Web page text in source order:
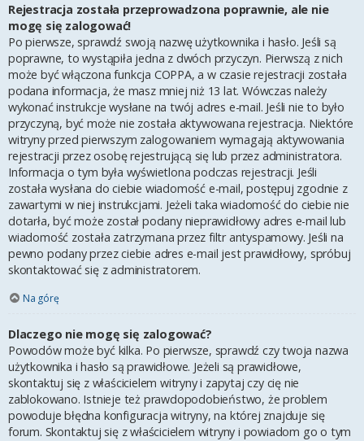
Rejestracja została przeprowadzona poprawnie, ale nie
mogę się zalogować!
Po pierwsze, sprawdź swoją nazwę użytkownika i hasło. Jeśli są
poprawne, to wystąpiła jedna z dwóch przyczyn. Pierwszą z nich
może być włączona funkcja COPPA, a w czasie rejestracji została
podana informacja, że masz mniej niż 13 lat. Wówczas należy
wykonać instrukcje wysłane na twój adres e-mail. Jeśli nie to było
przyczyną, być może nie została aktywowana rejestracja. Niektóre
witryny przed pierwszym zalogowaniem wymagają aktywowania
rejestracji przez osobę rejestrującą się lub przez administratora.
Informacja o tym była wyświetlona podczas rejestracji. Jeśli
została wysłana do ciebie wiadomość e-mail, postępuj zgodnie z
zawartymi w niej instrukcjami. Jeżeli taka wiadomość do ciebie nie
dotarła, być może został podany nieprawidłowy adres e-mail lub
wiadomość została zatrzymana przez filtr antyspamowy. Jeśli na
pewno podany przez ciebie adres e-mail jest prawidłowy, spróbuj
skontaktować się z administratorem.
Na górę
Dlaczego nie mogę się zalogować?
Powodów może być kilka. Po pierwsze, sprawdź czy twoja nazwa
użytkownika i hasło są prawidłowe. Jeżeli są prawidłowe,
skontaktuj się z właścicielem witryny i zapytaj czy cię nie
zablokowano. Istnieje też prawdopodobieństwo, że problem
powoduje błędna konfiguracja witryny, na której znajduje się
forum. Skontaktuj się z właścicielem witryny i powiadom go o tym